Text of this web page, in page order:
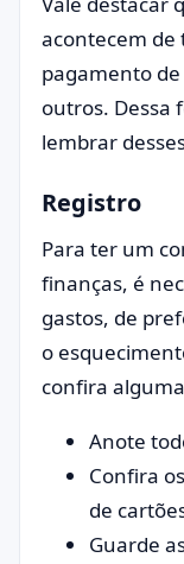
acontecem de
pagamento
outros. Dessa
lembrar
Registro
Para ter um
finanças, é
gastos, de
o
confira
Anote
Confira
de
Guarde